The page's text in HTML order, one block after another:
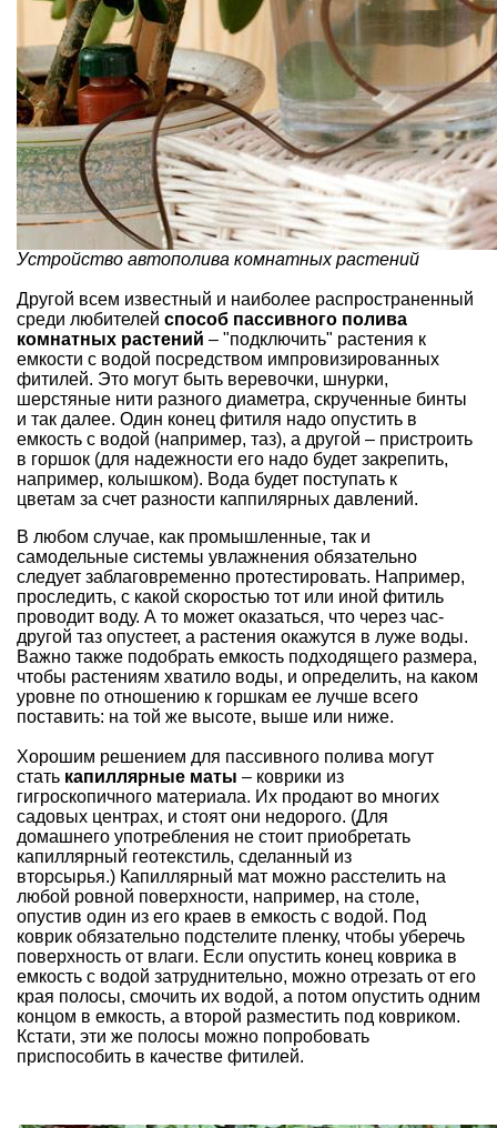
Устройство автополива комнатных растений
Другой всем известный и наиболее распространенный
среди любителей способ пассивного полива
комнатных растений – "подключить" растения к
емкости с водой посредством импровизированных
фитилей. Это могут быть веревочки, шнурки,
шерстяные нити разного диаметра, скрученные бинты
и так далее. Один конец фитиля надо опустить в
емкость с водой (например, таз), а другой – пристроить
в горшок (для надежности его надо будет закрепить,
например, колышком). Вода будет поступать к
цветам за счет разности каппилярных давлений.
В любом случае, как промышленные, так и
самодельные системы увлажнения обязательно
следует заблаговременно протестировать. Например,
проследить, с какой скоростью тот или иной фитиль
проводит воду. А то может оказаться, что через час-
другой таз опустеет, а растения окажутся в луже воды.
Важно также подобрать емкость подходящего размера,
чтобы растениям хватило воды, и определить, на каком
уровне по отношению к горшкам ее лучше всего
поставить: на той же высоте, выше или ниже.
Хорошим решением для пассивного полива могут
стать капиллярные маты – коврики из
гигроскопичного материала. Их продают во многих
садовых центрах, и стоят они недорого. (Для
домашнего употребления не стоит приобретать
капиллярный геотекстиль, сделанный из
вторсырья.) Капиллярный мат можно расстелить на
любой ровной поверхности, например, на столе,
опустив один из его краев в емкость с водой. Под
коврик обязательно подстелите пленку, чтобы уберечь
поверхность от влаги. Если опустить конец коврика в
емкость с водой затруднительно, можно отрезать от его
края полосы, смочить их водой, а потом опустить одним
концом в емкость, а второй разместить под ковриком.
Кстати, эти же полосы можно попробовать
приспособить в качестве фитилей.